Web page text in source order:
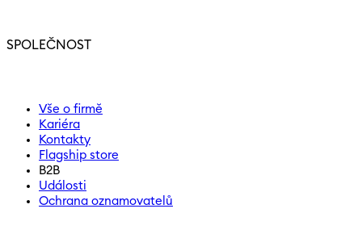
SPOLEČNOST
Vše o firmě
Kariéra
Kontakty
Flagship store
B2B
Události
Ochrana oznamovatelů